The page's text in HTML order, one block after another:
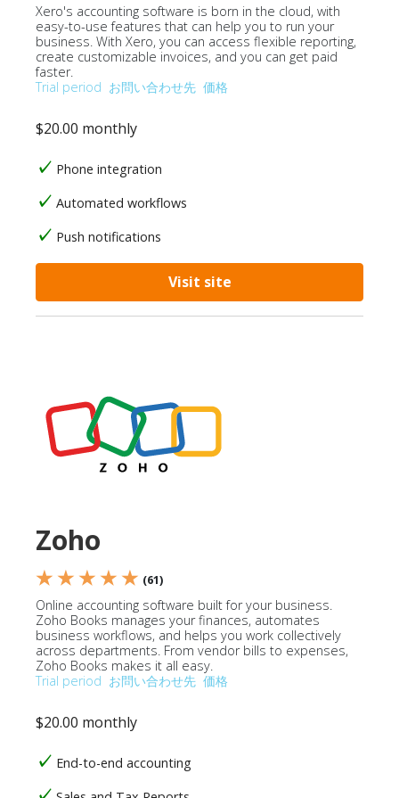
Xero's accounting software is born in the cloud, with
easy-to-use features that can help you to run your
business. With Xero, you can access flexible reporting,
create customizable invoices, and you can get paid
faster.
Trial period お問い合わせ先 価格
$20.00 monthly
Phone integration
Automated workflows
Push notifications
Visit site
Zoho
★ ★ ★ ★ ★ (61)
Online accounting software built for your business.
Zoho Books manages your finances, automates
business workflows, and helps you work collectively
across departments. From vendor bills to expenses,
Zoho Books makes it all easy.
Trial period お問い合わせ先 価格
$20.00 monthly
End-to-end accounting